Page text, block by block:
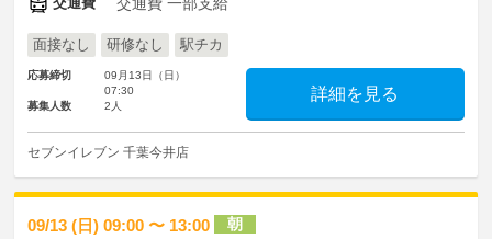
交通費 一部支給
面接なし 研修なし 駅チカ
応募締切
09月13日（日）
07:30
募集人数
2人
詳細を見る
セブンイレブン 千葉今井店
09/13 (日) 09:00 〜 13:00 朝